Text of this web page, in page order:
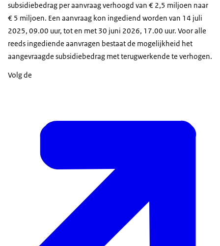
subsidiebedrag per aanvraag verhoogd van € 2,5 miljoen naar
€ 5 miljoen. Een aanvraag kon ingediend worden van 14 juli
2025, 09.00 uur, tot en met 30 juni 2026, 17.00 uur. Voor alle
reeds ingediende aanvragen bestaat de mogelijkheid het
aangevraagde subsidiebedrag met terugwerkende te verhogen.
Volg de